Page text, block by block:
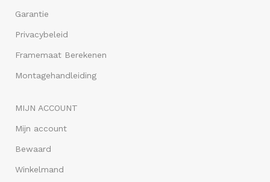
Garantie
Privacybeleid
Framemaat Berekenen
Montagehandleiding
MIJN ACCOUNT
Mijn account
Bewaard
Winkelmand